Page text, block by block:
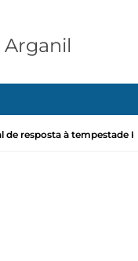
de resposta à tempestade